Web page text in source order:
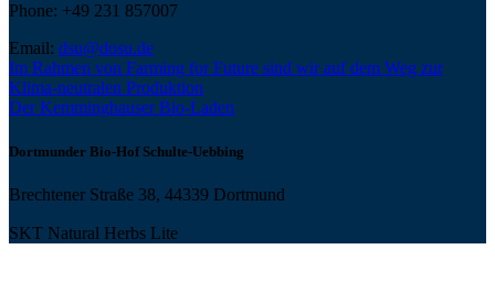
Phone: +49 231 857007
Email: dsu@dosu.de
Im Rahmen von Farming for Future sind wir auf dem Weg zur
Klima-neutralen Produktion
Der Kemminghauser Bio-Laden
Dortmunder Bio-Hof Schulte-Uebbing
Brechtener Straße 38, 44339 Dortmund
SKT Natural Herbs Lite